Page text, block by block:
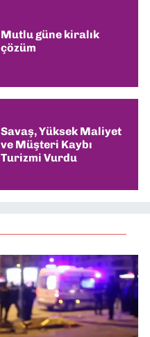
Mutlu güne kiralık
çözüm
Savaş, Yüksek Maliyet
ve Müşteri Kaybı
Turizmi Vurdu